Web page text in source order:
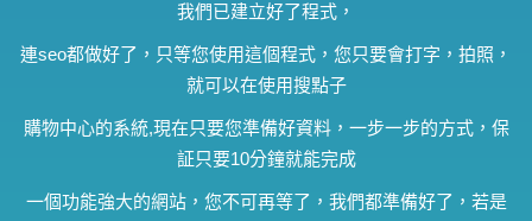
我們已建立好了程式，
連seo都做好了，只等您使用這個程式，您只要會打字，拍照，
就可以在使用搜點子
購物中心的系統,現在只要您準備好資料，一步一步的方式，保
証只要10分鐘就能完成
一個功能強大的網站，您不可再等了，我們都準備好了，若是